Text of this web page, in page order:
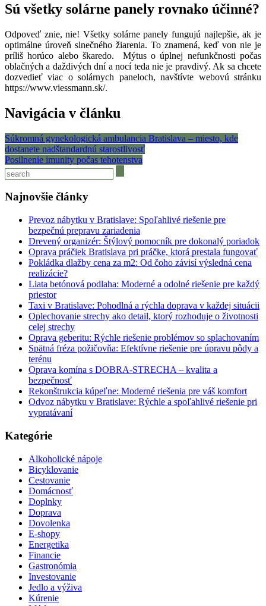
Sú všetky solárne panely rovnako účinné?
Odpoveď znie, nie! Všetky solárne panely fungujú najlepšie, ak je
optimálne úroveň slnečného žiarenia. To znamená, keď von nie je
príliš horúco alebo škaredo. Mýtus o úplnej nefunkčnosti počas
oblačných a daždivých dní a nocí teda nie je pravdivý. Ak sa chcete
dozvedieť viac o solárnych paneloch, navštívte webovú stránku
https://www.viessmann.sk/.
Navigácia v článku
Súkromná gynekologická ambulancia Bratislava – miesto, kde
dostanete nadštandardnú starostlivosť
Posilnenie imunity počas tehotenstva
Najnovšie články
Prevoz nábytku v Bratislave: Spoľahlivé riešenie pre
bezpečnú prepravu zariadenia
Drevený organizér: Štýlový pomocník pre dokonalý poriadok
Oprava práčiek Bratislava pri práčke, ktorá prestala fungovať
Pokládka dlažby cena za m2: Od čoho závisí výsledná cena
realizácie?
Liata betónová podlaha: Moderné a odolné riešenie pre každý
priestor
Taxi v Bratislave: Pohodlná a rýchla doprava v každej situácii
Oplechovanie strechy ako detail, ktorý rozhoduje o životnosti
celej strechy
Oprava geberitu: Rýchle riešenie problémov so splachovaním
Spätná fréza požičovňa: Efektívne riešenie pre úpravu pôdy a
terénu
Oprava komína s DOBRA-STRECHA – kvalita a
bezpečnosť
Rekonštrukcia kúpeľne: Moderné riešenia pre váš komfort
Odvoz nábytku v Bratislave: Rýchle a spoľahlivé riešenie pri
vypratávaní
Kategórie
Alkoholické nápoje
Bicyklovanie
Cestovanie
Domácnosť
Doplnky
Doprava
Dovolenka
E-shopy
Energetika
Financie
Gastronómia
Investovanie
Jedlo a výživa
Kúrenie